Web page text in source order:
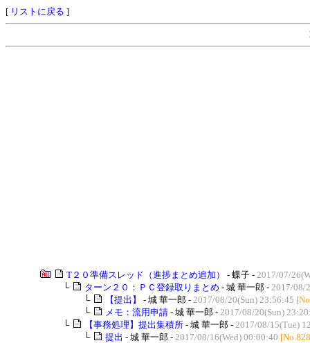
[ リストに戻る ]
T２０準備スレッド（進捗まとめ追加） - 蝶子 - 2017/07/
└
ターン２０：ＰＣ登録取りまとめ - 城 華一郎 - 2017/08/
└
【提出】 - 城 華一郎 - 2017/08/20(Sun) 23:56:45
└
メモ：流用申請 - 城 華一郎 - 2017/08/20(Sun)
└
【事務処理】提出集積所 - 城 華一郎 - 2017/08/15(Tue)
└
提出 - 城 華一郎 - 2017/08/16(Wed) 00:00:40